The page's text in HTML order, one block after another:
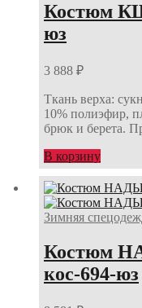
Костюм
юз
3 888 ₽
Ткань верха:
10% полиэфир,
брюк и берета.
В корзину
Зимняя
Костюм
кос-694-юз